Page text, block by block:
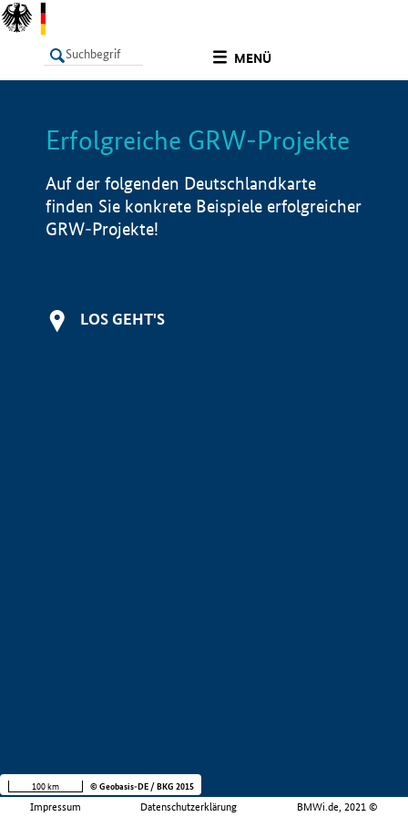
MENÜ
LISTE Info
Erfolgreiche GRW-Projekte
Auf der folgenden Deutschlandkarte
finden Sie konkrete Beispiele erfolgreicher
GRW-Projekte!
LOS GEHT'S
Impressum Datenschutzerklärung BMWi.de, 2021 ©
100 km © Geobasis-DE / BKG 2015